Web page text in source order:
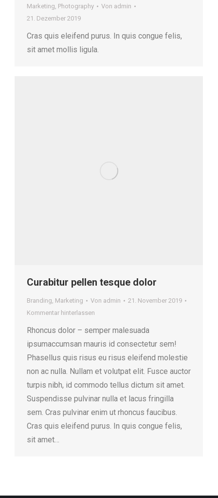
Marketing, Photography Von admin
21. Dezember 2019
Cras quis eleifend purus. In quis congue felis,
sit amet mollis ligula.
Curabitur pellen tesque dolor
Branding, Marketing Von admin
21. November 2019
Kommentar hinterlassen
Rhoncus dolor – semper malesuada
ipsumaccumsan mauris id consectetur sem!
Phasellus quis risus eu risus eleifend molestie
non ac nulla. Nullam et volutpat elit. Fusce auctor
turpis nibh, id commodo tellus dictum sit amet.
Suspendisse pulvinar nulla et lacus fringilla
sem. Cras pulvinar enim ut rhoncus faucibus.
Cras quis eleifend purus. In quis congue felis,
sit amet…